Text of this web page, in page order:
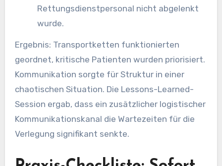
Rettungsdienstpersonal nicht abgelenkt
wurde.
Ergebnis: Transportketten funktionierten
geordnet, kritische Patienten wurden priorisiert.
Kommunikation sorgte für Struktur in einer
chaotischen Situation. Die Lessons-Learned-
Session ergab, dass ein zusätzlicher logistischer
Kommunikationskanal die Wartezeiten für die
Verlegung signifikant senkte.